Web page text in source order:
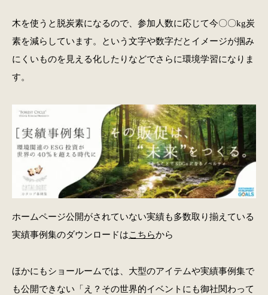
木を使うと脱炭素になるので、参加人数に応じて今〇〇kg炭
素を減らしています。という文字や数字だとイメージが掴み
にくいものを見える化したりなどでさらに環境学習になりま
す。
ホームページ公開がされていない実績も多数取り揃えている
実績事例集のダウンロードはこちらから
ほかにもショールームでは、大型のアイテムや実績事例集で
も公開できない「え？その世界的イベントにも御社関わって